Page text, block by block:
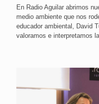
En Radio Aguilar abrimos
medio ambiente que nos
educador ambiental, David
valoramos e interpretamos